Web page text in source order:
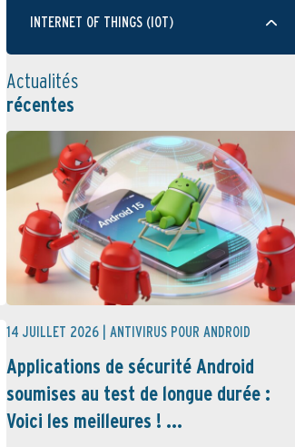
INTERNET OF THINGS (IOT)
Actualités
récentes
14 JUILLET 2026 | ANTIVIRUS POUR ANDROID
Applications de sécurité Android
soumises au test de longue durée :
Voici les meilleures ! ...